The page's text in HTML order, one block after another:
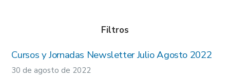
Filtros
Cursos y Jornadas Newsletter Julio Agosto 2022
30 de agosto de 2022